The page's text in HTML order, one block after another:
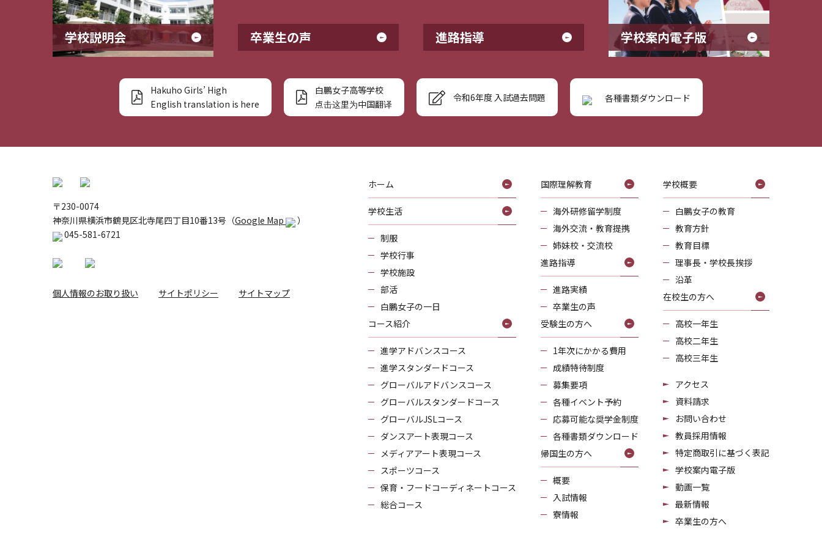
学校説明会 卒業生の声 進路指導 学校案内電子版
Hakuho Girls’ High
English translation is here
白鵬女子高等学校
点击这里为中国翻译
令和6年度 入試過去問題 各種書類ダウンロード
〒230-0074
神奈川県横浜市鶴見区北寺尾四丁目10番13号（Google Map
）
045-581-6721
個人情報のお取り扱い サイトポリシー サイトマップ
ホーム
学校生活
制服
学校行事
学校施設
部活
白鵬女子の一日
コース紹介
進学アドバンスコース
進学スタンダードコース
グローバルアドバンスコース
グローバルスタンダードコース
グローバルJSLコース
ダンスアート表現コース
メディアアート表現コース
スポーツコース
保育・フードコーディネートコース
総合コース
国際理解教育
海外研修留学制度
海外交流・教育提携
姉妹校・交流校
進路指導
進路実績
卒業生の声
受験生の方へ
1年次にかかる費用
成績特待制度
募集要項
各種イベント予約
応募可能な奨学金制度
各種書類ダウンロード
帰国生の方へ
概要
入試情報
寮情報
学校概要
白鵬女子の教育
教育方針
教育目標
理事長・学校長挨拶
沿革
在校生の方へ
高校一年生
高校二年生
高校三年生
アクセス
資料請求
お問い合わせ
教員採用情報
特定商取引に基づく表記
学校案内電子版
動画一覧
最新情報
卒業生の方へ